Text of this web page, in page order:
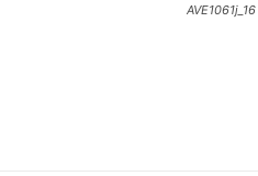
AVE1061j_16